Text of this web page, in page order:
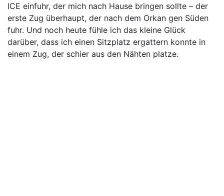
ICE einfuhr, der mich nach Hause bringen sollte – der
erste Zug überhaupt, der nach dem Orkan gen Süden
fuhr. Und noch heute fühle ich das kleine Glück
darüber, dass ich einen Sitzplatz ergattern konnte in
einem Zug, der schier aus den Nähten platze.